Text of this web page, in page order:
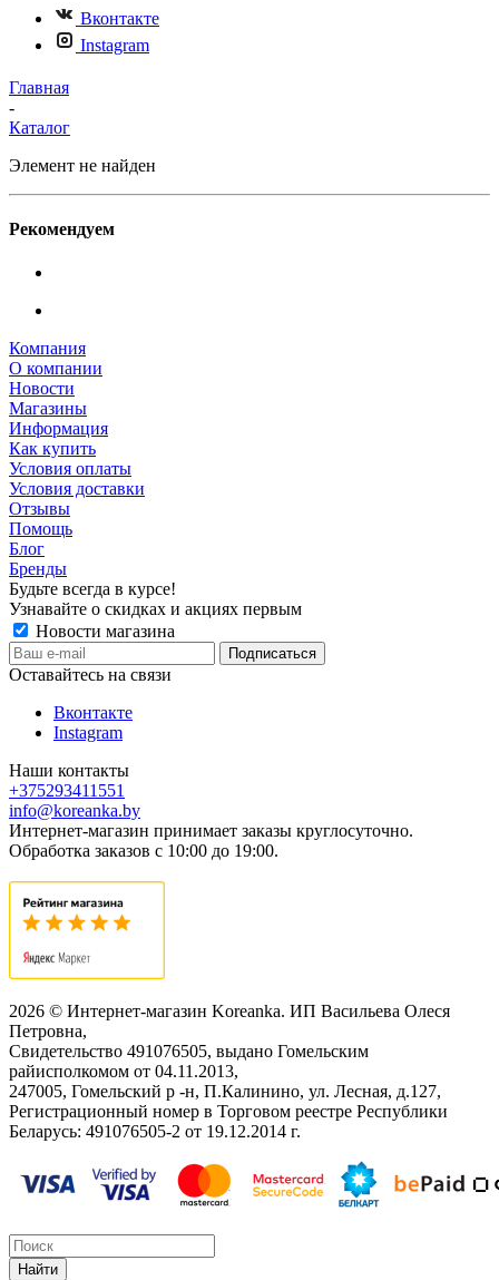
Вконтакте
Instagram
Главная
-
Каталог
Элемент не найден
Рекомендуем
Компания
О компании
Новости
Магазины
Информация
Как купить
Условия оплаты
Условия доставки
Отзывы
Помощь
Блог
Бренды
Будьте всегда в курсе!
Узнавайте о скидках и акциях первым
Новости магазина
Оставайтесь на связи
Вконтакте
Instagram
Наши контакты
+375293411551
info@koreanka.by
Интернет-магазин принимает заказы круглосуточно.
Обработка заказов с 10:00 до 19:00.
2026 © Интернет-магазин Koreanka. ИП Васильева Олеся
Петровна,
Свидетельство ‎491076505, выдано Гомельским
райисполкомом от 04.11.2013,
247005, Гомельский р -н, П.Калинино, ул. Лесная, д.127,
Регистрационный номер в Торговом реестре Республики
Беларусь: ‎491076505-2 от 19.12.2014 г.
Найти